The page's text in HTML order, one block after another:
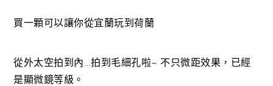
買一顆可以讓你從宜蘭玩到荷蘭
從外太空拍到內…拍到毛細孔啦~ 不只微距效果，已經
是顯微鏡等級。